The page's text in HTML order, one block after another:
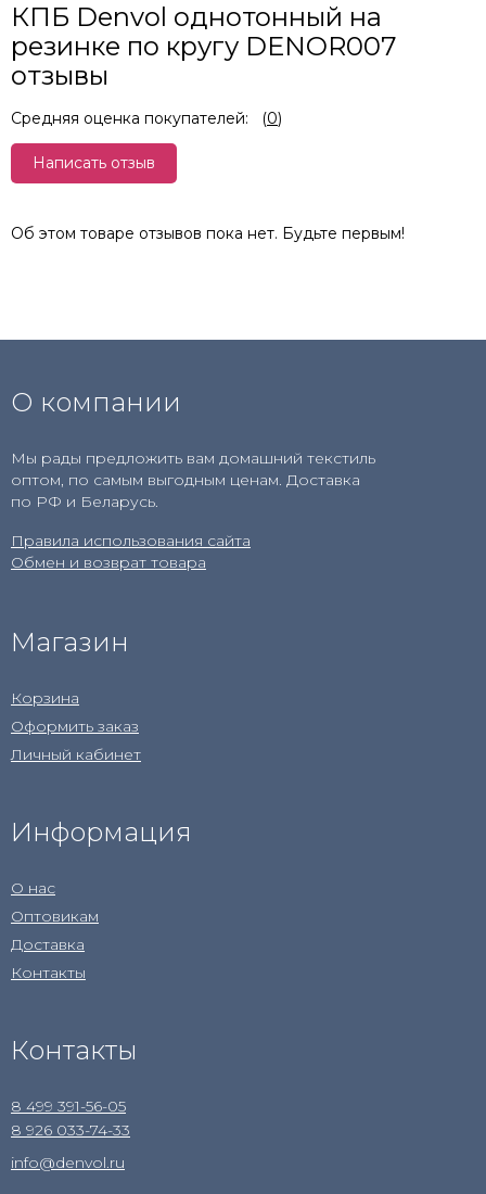
КПБ Denvol однотонный на
резинке по кругу DENOR007
отзывы
Средняя оценка покупателей: (0)
Написать отзыв
Об этом товаре отзывов пока нет. Будьте первым!
О компании
Мы рады предложить вам домашний текстиль
оптом, по самым выгодным ценам. Доставка
по РФ и Беларусь.
Правила использования сайта
Обмен и возврат товара
Магазин
Корзина
Оформить заказ
Личный кабинет
Информация
О нас
Оптовикам
Доставка
Контакты
Контакты
8 499 391-56-05
8 926 033-74-33
info@denvol.ru